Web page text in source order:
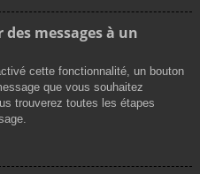
messages à un
cette fonctionnalité, un bouton
que vous souhaitez
trouverez toutes les étapes